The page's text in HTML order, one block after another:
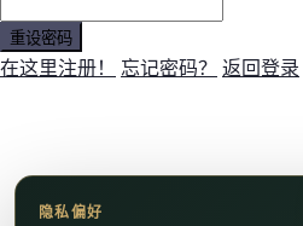
隐私偏好
重设密码
在这里注册！ 忘记密码？ 返回登录